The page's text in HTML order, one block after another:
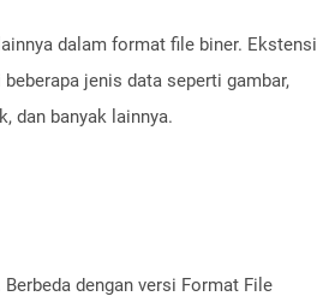
dalam format file biner. Ekstensi
jenis data seperti gambar,
dan banyak lainnya.
dengan versi Format File